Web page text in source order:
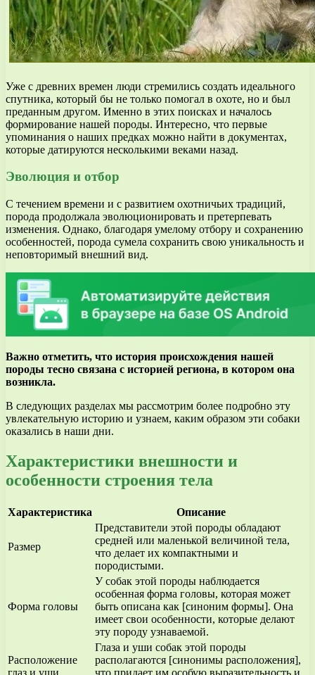
Уже с древних времен люди стремились создать идеального
спутника, который бы не только помогал в охоте, но и был
преданным другом. Именно в этих поисках и началось
формирование нашей породы. Интересно, что первые
упоминания о наших предках можно найти в документах,
которые датируются несколькими веками назад.
Эволюция и отбор
С течением времени и с развитием охотничьих традиций,
порода продолжала эволюционировать и претерпевать
изменения. Однако, благодаря умелому отбору и сохранению
особенностей, порода сумела сохранить свою уникальность и
неповторимый внешний вид.
Важно отметить, что история происхождения нашей
породы тесно связана с историей региона, в котором она
возникла.
В следующих разделах мы рассмотрим более подробно эту
увлекательную историю и узнаем, каким образом эти собаки
оказались в наши дни.
Характеристики внешности и
особенности строения тела
Характеристика Описание
Размер
Представители этой породы обладают
средней или маленькой величиной тела,
что делает их компактными и
породистыми.
Форма головы
У собак этой породы наблюдается
особенная форма головы, которая может
быть описана как [синоним формы]. Она
имеет свои особенности, которые делают
эту породу узнаваемой.
Расположение
глаз и уши
Глаза и уши собак этой породы
располагаются [синонимы расположения],
что придает им особую выразительность и